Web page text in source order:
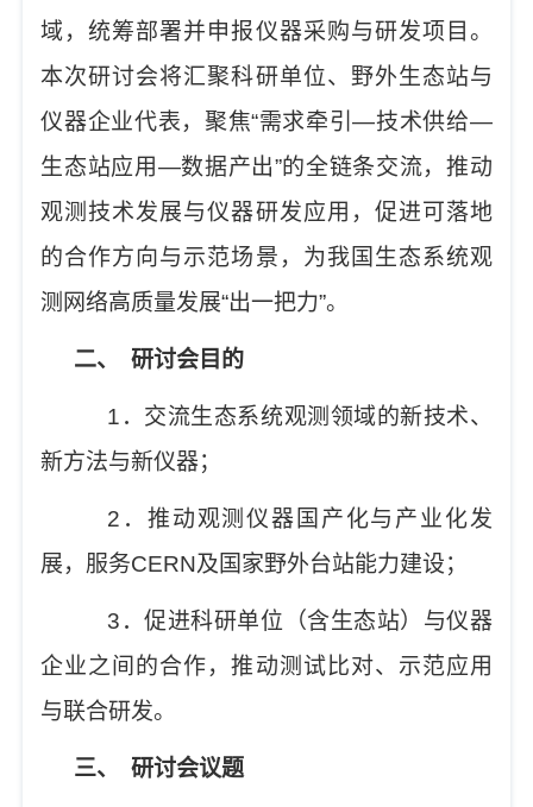
域，统筹部署并申报仪器采购与研发项目。
本次研讨会将汇聚科研单位、野外生态站与
仪器企业代表，聚焦“需求牵引—技术供给—
生态站应用—数据产出”的全链条交流，推动
观测技术发展与仪器研发应用，促进可落地
的合作方向与示范场景，为我国生态系统观
测网络高质量发展“出一把力”。
二、研讨会目的
1 ．交流生态系统观测领域的新技术、
新方法与新仪器；
2 ．推动观测仪器国产化与产业化发
展，服务CERN及国家野外台站能力建设；
3 ．促进科研单位（含生态站）与仪器
企业之间的合作，推动测试比对、示范应用
与联合研发。
三、研讨会议题